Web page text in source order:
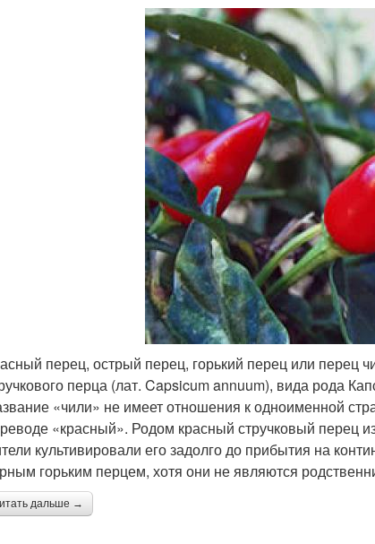
перец, острый перец, горький перец или
перца (лат. Capsicum annuum), вида рода
«чили» не имеет отношения к одноименной
«красный». Родом красный стручковый перец
культивировали его задолго до прибытия на
горьким перцем, хотя они не являются
дальше →